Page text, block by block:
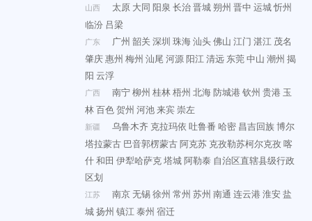
山西 太原 大同 阳泉 长治晋城朔州 晋中 运城忻州
临汾 吕梁
广东 广州 韶关 深圳 珠海汕头佛山 江门 湛江 茂名
肇庆惠州 梅州 汕尾 河源阳江清远 东莞中山 潮州 揭
阳 云浮
广西 南宁柳州 桂林梧州 北海防城港钦州 贵港 玉
林百色贺州 河池来宾崇左
新疆 乌鲁木齐 克拉玛依 吐鲁番 哈密 昌吉回族博尔
塔拉蒙古 巴音郭楞蒙古阿克苏 克孜勒苏柯尔克孜喀
什和田 伊犁哈萨克塔城阿勒泰 自治区直辖县级行政
区划
江苏 南京无锡徐州 常州 苏州 南通 连云港淮安盐
城扬州 镇江泰州 宿迁